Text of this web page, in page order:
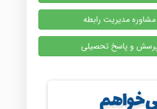
مدیریت رابطه
و پاسخ تحصیلی